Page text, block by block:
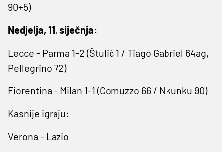
90+5)
Nedjelja, 11. siječnja:
Lecce - Parma 1-2 (Štulić 1 / Tiago Gabriel 64ag,
Pellegrino 72)
Fiorentina - Milan 1-1 (Comuzzo 66 / Nkunku 90)
Kasnije igraju:
Verona - Lazio